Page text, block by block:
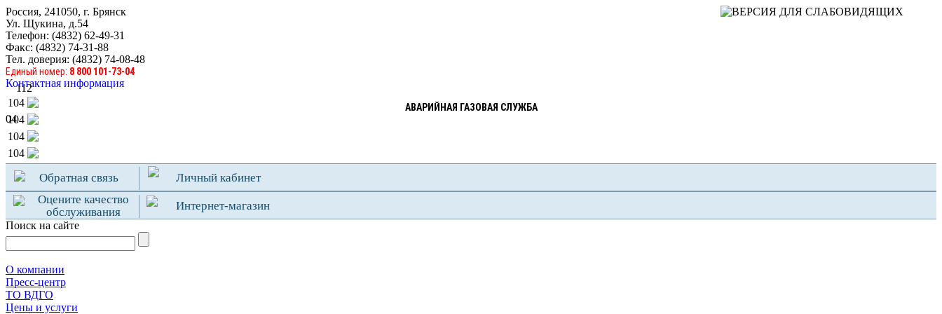
Россия, 241050, г. Брянск
Ул. Щукина, д.54
Телефон: (4832) 62-49-31
Факс: (4832) 74-31-88
Тел. доверия: (4832) 74-08-48
Единый номер: 8 800 101-73-04
Контактная информация
АВАРИЙНАЯ ГАЗОВАЯ СЛУЖБА
04
112
104
104
104
104
Обратная связь
Личный кабинет
Оцените качество
обслуживания
Интернет-магазин
Поиск на сайте
О компании
Пресс-центр
TO ВДГО
Цены и услуги